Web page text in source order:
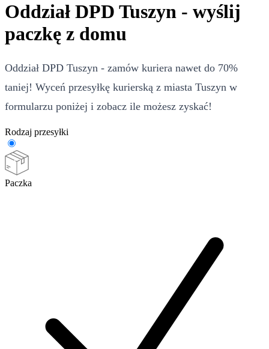
Oddział DPD Tuszyn - wyślij
paczkę z domu
Oddział DPD Tuszyn - zamów kuriera nawet do 70%
taniej! Wyceń przesyłkę kurierską z miasta Tuszyn w
formularzu poniżej i zobacz ile możesz zyskać!
Rodzaj przesyłki
Paczka